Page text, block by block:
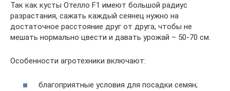
Так как кусты Отелло F1 имеют большой радиус
разрастания, сажать каждый сеянец нужно на
достаточное расстояние друг от друга, чтобы не
мешать нормально цвести и давать урожай – 50-70 см.
Особенности агротехники включают:
благоприятные условия для посадки семян;